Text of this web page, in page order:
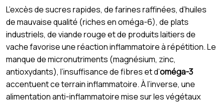
L’excès de sucres rapides, de farines raffinées, d’huiles
de mauvaise qualité (riches en oméga-6), de plats
industriels, de viande rouge et de produits laitiers de
vache favorise une réaction inflammatoire à répétition. Le
manque de micronutriments (magnésium, zinc,
antioxydants), l’insuffisance de fibres et d’oméga-3
accentuent ce terrain inflammatoire. À l’inverse, une
alimentation anti-inflammatoire mise sur les végétaux